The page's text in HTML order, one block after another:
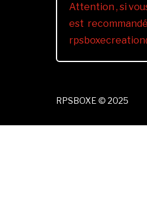
Attention , si
est
RPSBOXE © 2025